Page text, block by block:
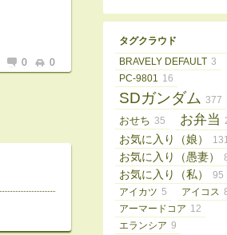
0 0
タグクラウド
BRAVELY DEFAULT 3
PC-9801 16
SDガンダム 377
おせち 35 お弁当
お気に入り（娘）
お気に入り（愚妻）
お気に入り（私）
95
アイカツ 5 アイコス
アーマードコア 12
エランシア 9